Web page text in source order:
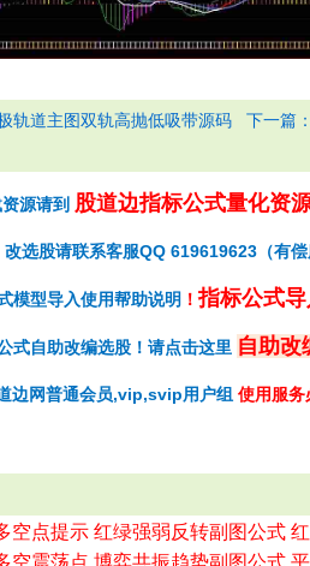
轨道主图双轨高抛低吸带源码 下一篇：
源请到 股道边指标公式量化资
选股请联系客服QQ 619619623（有偿
模型导入使用帮助说明 ！指标公式
式自助改编选股！请点击这里 自助改
边网普通会员,vip,svip用户组 使用服务
空点提示 红绿强弱反转副图公式
空震荡点 博弈共振趋势副图公式